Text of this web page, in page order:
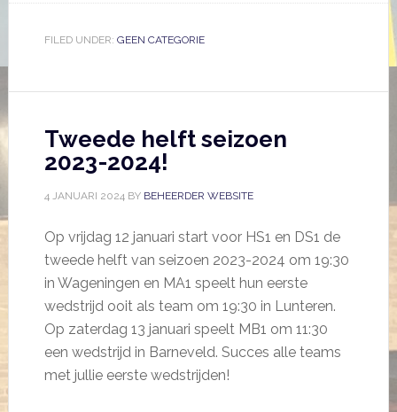
FILED UNDER: GEEN CATEGORIE
Tweede helft seizoen
2023-2024!
4 JANUARI 2024BY BEHEERDER WEBSITE
Op vrijdag 12 januari start voor HS1 en DS1 de
tweede helft van seizoen 2023-2024 om 19:30
in Wageningen en MA1 speelt hun eerste
wedstrijd ooit als team om 19:30 in Lunteren.
Op zaterdag 13 januari speelt MB1 om 11:30
een wedstrijd in Barneveld. Succes alle teams
met jullie eerste wedstrijden!